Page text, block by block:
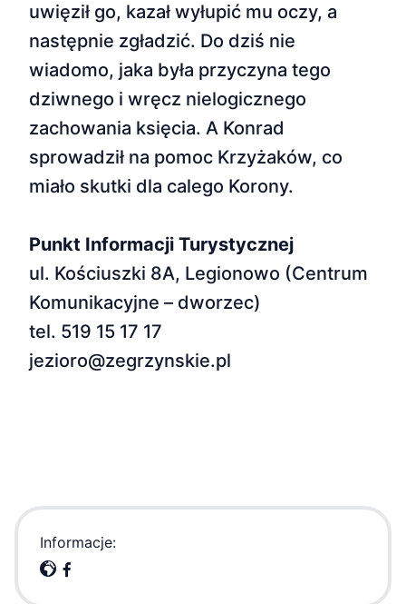
uwięził go, kazał wyłupić mu oczy, a
następnie zgładzić. Do dziś nie
wiadomo, jaka była przyczyna tego
dziwnego i wręcz nielogicznego
zachowania księcia. A Konrad
sprowadził na pomoc Krzyżaków, co
miało skutki dla calego Korony.
Punkt Informacji Turystycznej
ul. Kościuszki 8A, Legionowo (Centrum
Komunikacyjne – dworzec)
tel. 519 15 17 17
jezioro@zegrzynskie.pl
Informacje: